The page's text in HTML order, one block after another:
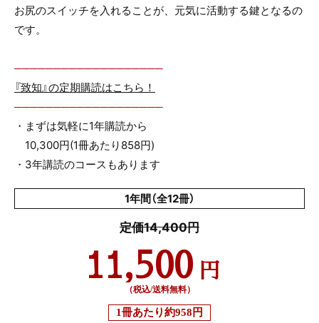
お尻のスイッチを入れることが、元気に活動する鍵となるの
です。
───────────────────
『致知』の定期購読はこちら！
───────────────────
・まずは気軽に1年購読から
10,300円(1冊あたり858円)
・3年講読のコースもあります
1年間（全12冊）
定価14,400円
11,500 円
（税込/送料無料）
1冊あたり約958円